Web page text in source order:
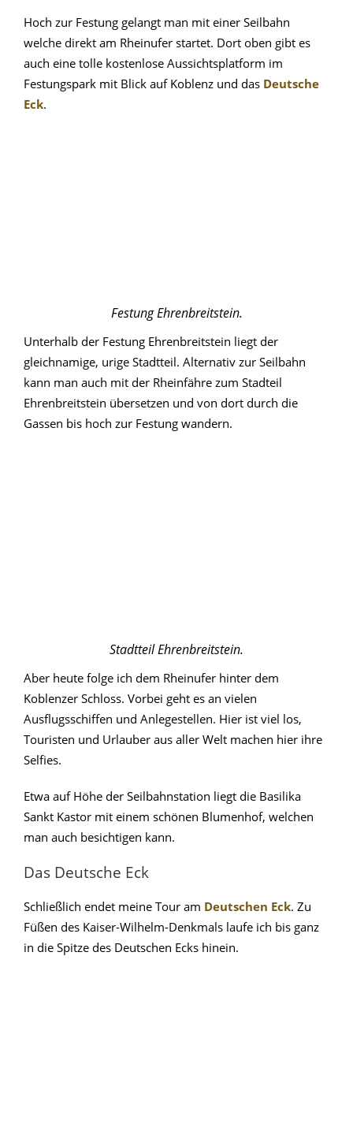
Hoch zur Festung gelangt man mit einer Seilbahn
welche direkt am Rheinufer startet. Dort oben gibt es
auch eine tolle kostenlose Aussichtsplatform im
Festungspark mit Blick auf Koblenz und das Deutsche
Eck.
Festung Ehrenbreitstein.
Unterhalb der Festung Ehrenbreitstein liegt der
gleichnamige, urige Stadtteil. Alternativ zur Seilbahn
kann man auch mit der Rheinfähre zum Stadteil
Ehrenbreitstein übersetzen und von dort durch die
Gassen bis hoch zur Festung wandern.
Stadtteil Ehrenbreitstein.
Aber heute folge ich dem Rheinufer hinter dem
Koblenzer Schloss. Vorbei geht es an vielen
Ausflugsschiffen und Anlegestellen. Hier ist viel los,
Touristen und Urlauber aus aller Welt machen hier ihre
Selfies.
Etwa auf Höhe der Seilbahnstation liegt die Basilika
Sankt Kastor mit einem schönen Blumenhof, welchen
man auch besichtigen kann.
Das Deutsche Eck
Schließlich endet meine Tour am Deutschen Eck. Zu
Füßen des Kaiser-Wilhelm-Denkmals laufe ich bis ganz
in die Spitze des Deutschen Ecks hinein.